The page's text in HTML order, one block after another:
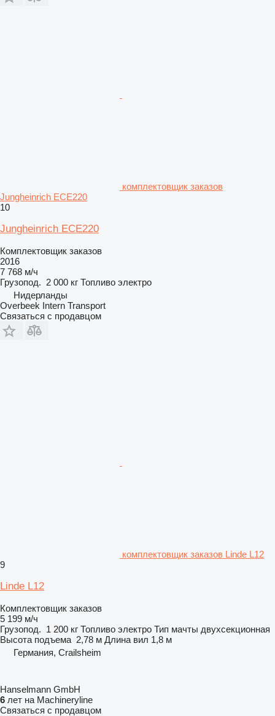
комплектовщик заказов
Jungheinrich ECE220
10
Jungheinrich ECE220
Комплектовщик заказов
2016
7 768 м/ч
Грузопод. 2 000 кг Топливо электро
Нидерланды
Overbeek Intern Transport
Связаться с продавцом
комплектовщик заказов Linde L12
9
Linde L12
Комплектовщик заказов
5 199 м/ч
Грузопод. 1 200 кг Топливо электро Тип мачты двухсекционная
Высота подъема 2,78 м Длина вил 1,8 м
Германия, Crailsheim
Hanselmann GmbH
6 лет на Machineryline
Связаться с продавцом